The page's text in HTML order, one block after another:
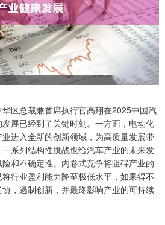
区总裁兼首席执行官高翔在2025中国汽
展已经到了关键时刻。一方面，电动化
进入全新的创新领域，为高质量发展带
系列结构性挑战也给汽车产业的未来发
和不确定性。内卷式竞争将阻碍产业的
行业盈利能力降至极低水平，如果得不
，遏制创新，并最终影响产业的可持续